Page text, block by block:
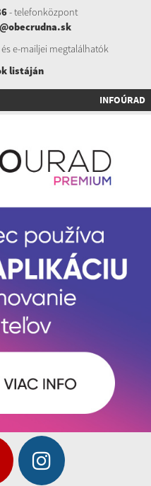
- telefonközpont
e-mailjei megtalálhatók
listáján
INFOÚRAD